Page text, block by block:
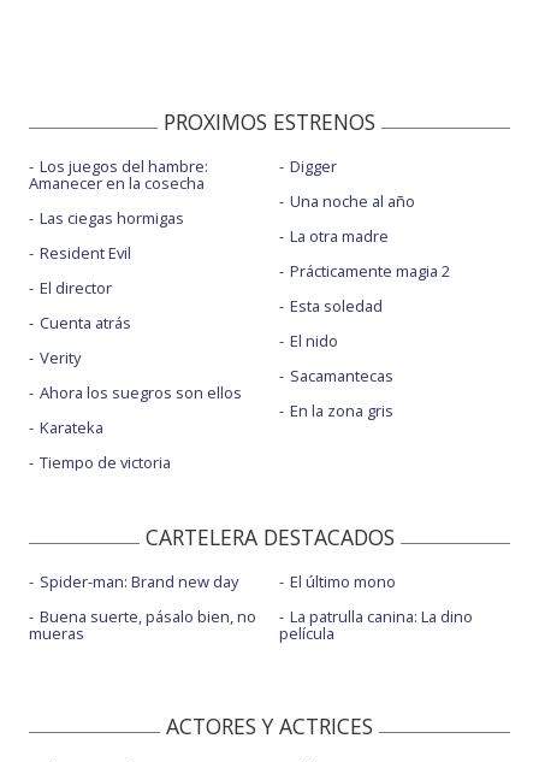
PROXIMOS ESTRENOS
Los juegos del hambre:
Amanecer en la cosecha
Las ciegas hormigas
Resident Evil
El director
Cuenta atrás
Verity
Ahora los suegros son ellos
Karateka
Tiempo de victoria
Digger
Una noche al año
La otra madre
Prácticamente magia 2
Esta soledad
El nido
Sacamantecas
En la zona gris
CARTELERA DESTACADOS
Spider-man: Brand new day
Buena suerte, pásalo bien, no
mueras
El último mono
La patrulla canina: La dino
película
ACTORES Y ACTRICES